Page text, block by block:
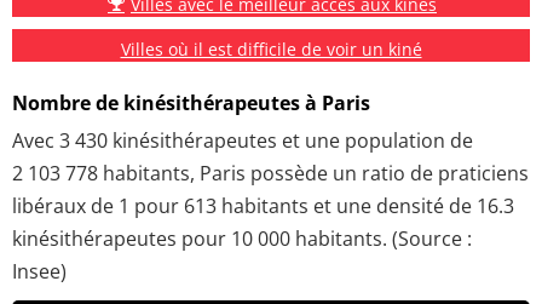
Villes où il est difficile de voir un kiné
Nombre de kinésithérapeutes à Paris
Avec 3 430 kinésithérapeutes et une population de
2 103 778 habitants, Paris possède un ratio de praticiens
libéraux de 1 pour 613 habitants et une densité de 16.3
kinésithérapeutes pour 10 000 habitants. (Source :
Insee)